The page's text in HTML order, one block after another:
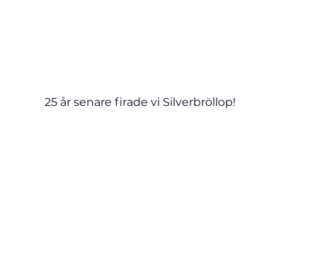
25 år senare firade vi Silverbröllop!